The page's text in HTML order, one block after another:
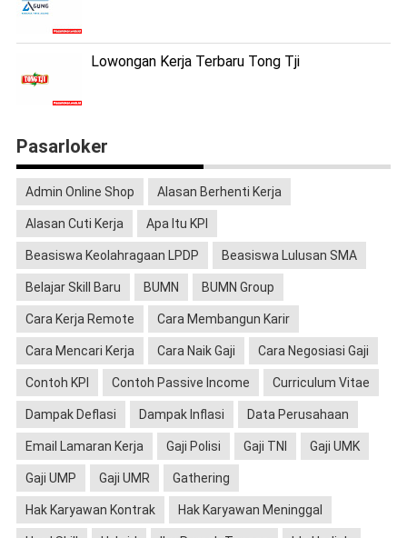
Lowongan Kerja Terbaru Tong Tji
Pasarloker
Admin Online Shop Alasan Berhenti Kerja
Alasan Cuti Kerja Apa Itu KPI
Beasiswa Keolahragaan LPDP Beasiswa Lulusan SMA
Belajar Skill Baru BUMN BUMN Group
Cara Kerja Remote Cara Membangun Karir
Cara Mencari Kerja Cara Naik Gaji Cara Negosiasi Gaji
Contoh KPI Contoh Passive Income Curriculum Vitae
Dampak Deflasi Dampak Inflasi Data Perusahaan
Email Lamaran Kerja Gaji Polisi Gaji TNI Gaji UMK
Gaji UMP Gaji UMR Gathering
Hak Karyawan Kontrak Hak Karyawan Meninggal